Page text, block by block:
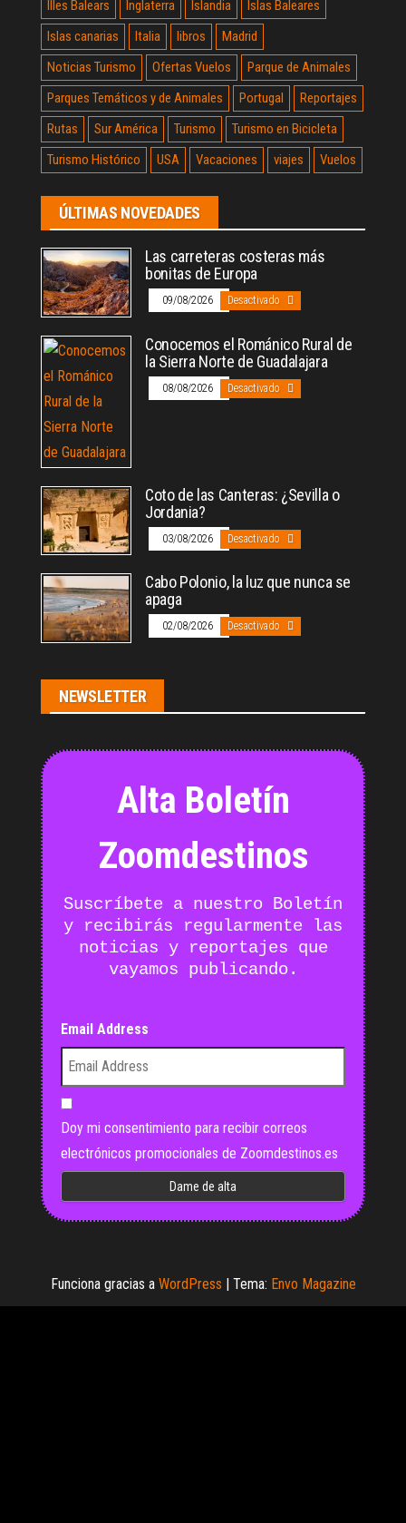
Illes Balears
Inglaterra Islandia
Islas Baleares
Islas canarias
Italia libros
Madrid
Noticias Turismo
Ofertas Vuelos
Parque de Animales
Parques Temáticos y de Animales
Portugal
Reportajes
Rutas
Sur América Turismo
Turismo en Bicicleta
Turismo Histórico
USA Vacaciones viajes Vuelos
ÚLTIMAS NOVEDADES
Las carreteras costeras más
bonitas de Europa
09/08/2026 Desactivado
Conocemos el Románico Rural de
la Sierra Norte de Guadalajara
08/08/2026 Desactivado
Coto de las Canteras: ¿Sevilla o
Jordania?
03/08/2026 Desactivado
Cabo Polonio, la luz que nunca se
apaga
02/08/2026 Desactivado
NEWSLETTER
Alta Boletín
Zoomdestinos
Suscríbete a nuestro Boletín
y recibirás regularmente las
noticias y reportajes que
vayamos publicando.
Email Address
Doy mi consentimiento para recibir correos
electrónicos promocionales de Zoomdestinos.es
Funciona gracias a WordPress | Tema: Envo Magazine